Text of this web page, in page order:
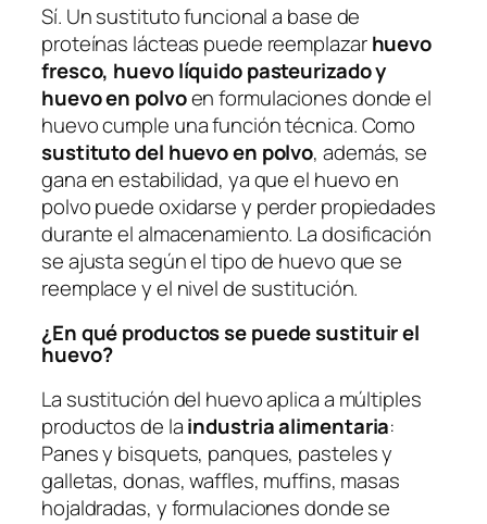
Sí. Un sustituto funcional a base de
proteínas lácteas puede reemplazarhuevo
fresco, huevo líquido pasteurizado y
huevo en polvoen formulaciones donde el
huevo cumple una función técnica. Como
sustituto del huevo en polvo, además, se
gana en estabilidad, ya que el huevo en
polvo puede oxidarse y perder propiedades
durante el almacenamiento. La dosificación
se ajusta según el tipo de huevo que se
reemplace y el nivel de sustitución.
¿En qué productos se puede sustituir el
huevo?
La sustitución del huevo aplica a múltiples
productos de laindustria alimentaria:
Panes y bisquets, panques, pasteles y
galletas, donas, waffles, muffins, masas
hojaldradas, y formulaciones donde se